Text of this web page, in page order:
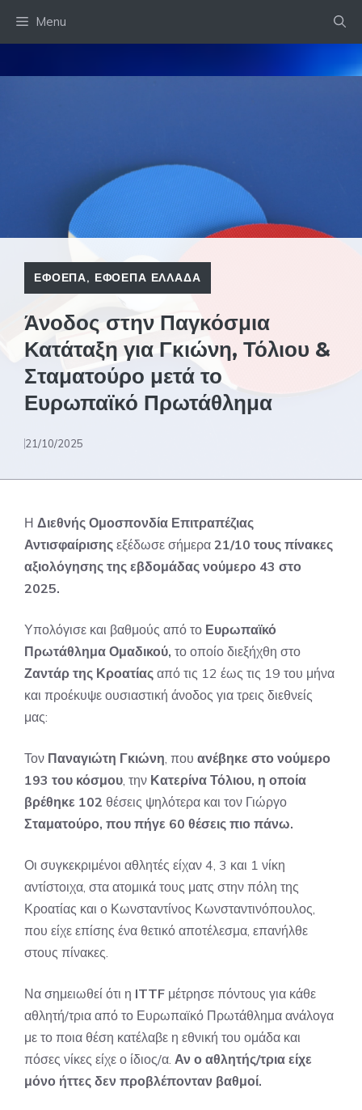
Menu
ΕΦΟΕΠΑ, ΕΦΟΕΠΑ ΕΛΛΑΔΑ
Άνοδος στην Παγκόσμια
Κατάταξη για Γκιώνη, Τόλιου &
Σταματούρο μετά το
Ευρωπαϊκό Πρωτάθλημα
21/10/2025
Η Διεθνής Ομοσπονδία Επιτραπέζιας
Αντισφαίρισης εξέδωσε σήμερα 21/10 τους πίνακες
αξιολόγησης της εβδομάδας νούμερο 43 στο
2025.
Υπολόγισε και βαθμούς από το Ευρωπαϊκό
Πρωτάθλημα Ομαδικού, το οποίο διεξήχθη στο
Ζαντάρ της Κροατίας από τις 12 έως τις 19 του μήνα
και προέκυψε ουσιαστική άνοδος για τρεις διεθνείς
μας:
Τον Παναγιώτη Γκιώνη, που ανέβηκε στο νούμερο
193 του κόσμου, την Κατερίνα Τόλιου, η οποία
βρέθηκε 102 θέσεις ψηλότερα και τον Γιώργο
Σταματούρο, που πήγε 60 θέσεις πιο πάνω.
Οι συγκεκριμένοι αθλητές είχαν 4, 3 και 1 νίκη
αντίστοιχα, στα ατομικά τους ματς στην πόλη της
Κροατίας και ο Κωνσταντίνος Κωνσταντινόπουλος,
που είχε επίσης ένα θετικό αποτέλεσμα, επανήλθε
στους πίνακες.
Να σημειωθεί ότι η ITTF μέτρησε πόντους για κάθε
αθλητή/τρια από το Ευρωπαϊκό Πρωτάθλημα ανάλογα
με το ποια θέση κατέλαβε η εθνική του ομάδα και
πόσες νίκες είχε ο ίδιος/α. Αν ο αθλητής/τρια είχε
μόνο ήττες δεν προβλέπονταν βαθμοί.